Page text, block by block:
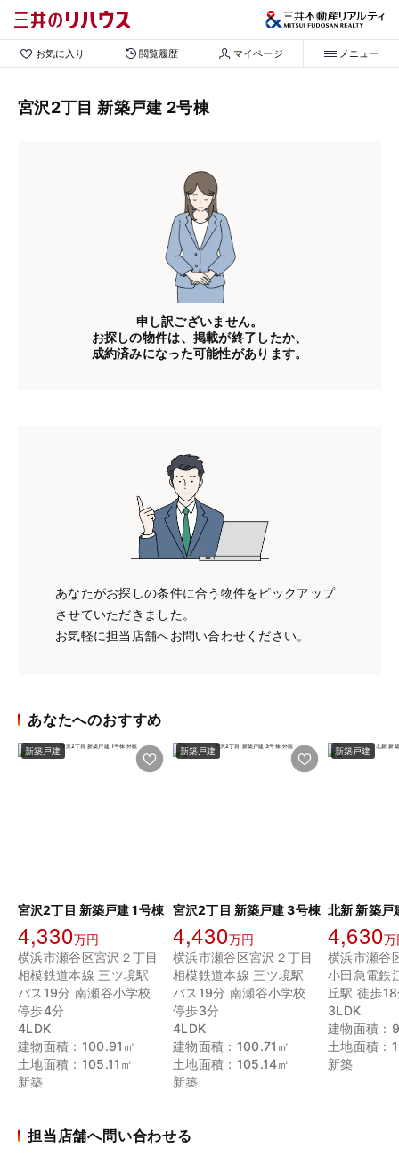
お気に入り 閲覧履歴 マイページ メニュー
宮沢2丁目 新築戸建 2号棟
申し訳ございません。
お探しの物件は、掲載が終了したか、
成約済みになった可能性があります。
あなたがお探しの条件に合う物件をピックアップ
させていただきました。
お気軽に担当店舗へお問い合わせください。
あなたへのおすすめ
新築戸建
宮沢2丁目 新築戸建 1号棟
4,330万円
横浜市瀬谷区宮沢２丁目
相模鉄道本線 三ツ境駅
バス19分 南瀬谷小学校
停歩4分
4LDK
建物面積：100.91㎡
土地面積：105.11㎡
新築
新築戸建
宮沢2丁目 新築戸建 3号棟
4,430万円
横浜市瀬谷区宮沢２丁目
相模鉄道本線 三ツ境駅
バス19分 南瀬谷小学校
停歩3分
4LDK
建物面積：100.71㎡
土地面積：105.14㎡
新築
新築戸建
北新 新築戸
4,630万
横浜市瀬谷
小田急電鉄
丘駅 徒歩
3LDK
建物面積：
土地面積：
新築
担当店舗へ問い合わせる